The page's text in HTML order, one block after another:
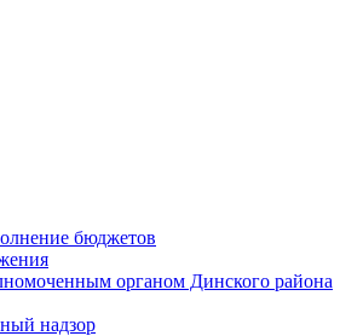
бюджетов
органом Динского района
надзор